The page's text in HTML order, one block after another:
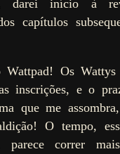
darei início à
capítulos
Os Wattys
inscrições, e o
que me
O tempo,
parece correr